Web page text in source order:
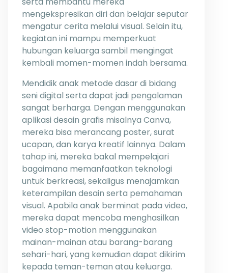
mengekspresikan diri dan belajar seputar
mengatur cerita melalui visual. Selain itu,
kegiatan ini mampu memperkuat
hubungan keluarga sambil mengingat
kembali momen-momen indah bersama.
Mendidik anak metode dasar di bidang
seni digital serta dapat jadi pengalaman
sangat berharga. Dengan menggunakan
aplikasi desain grafis misalnya Canva,
mereka bisa merancang poster, surat
ucapan, dan karya kreatif lainnya. Dalam
tahap ini, mereka bakal mempelajari
bagaimana memanfaatkan teknologi
untuk berkreasi, sekaligus menajamkan
keterampilan desain serta pemahaman
visual. Apabila anak berminat pada video,
mereka dapat mencoba menghasilkan
video stop-motion menggunakan
mainan-mainan atau barang-barang
sehari-hari, yang kemudian dapat dikirim
kepada teman-teman atau keluarga.